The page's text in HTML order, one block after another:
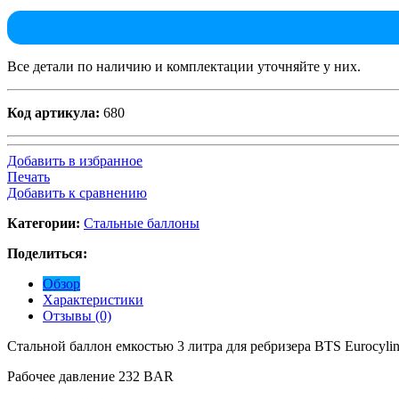
Все детали по наличию и комплектации уточняйте у них.
Код артикула: 680
Добавить в избранное
Печать
Добавить к сравнению
Категории: Стальные баллоны
Поделиться:
Обзор
Характеристики
Отзывы (0)
Стальной баллон емкостью 3 литра для ребризера BTS
Рабочее давление 232 BAR